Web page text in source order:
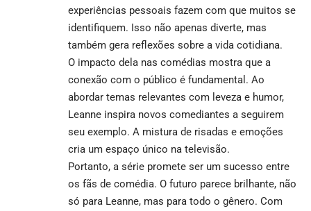
experiências pessoais fazem com que muitos se
identifiquem. Isso não apenas diverte, mas
também gera reflexões sobre a vida cotidiana.
O impacto dela nas comédias mostra que a
conexão com o público é fundamental. Ao
abordar temas relevantes com leveza e humor,
Leanne inspira novos comediantes a seguirem
seu exemplo. A mistura de risadas e emoções
cria um espaço único na televisão.
Portanto, a série promete ser um sucesso entre
os fãs de comédia. O futuro parece brilhante, não
só para Leanne, mas para todo o gênero. Com